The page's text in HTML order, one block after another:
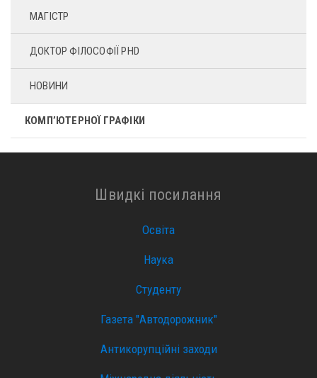
МАГІСТР
ДОКТОР ФІЛОСОФІЇ PHD
НОВИНИ
КОМП’ЮТЕРНОЇ ГРАФІКИ
Швидкі посилання
Освіта
Наука
Студенту
Газета "Автодорожник"
Антикорупційні заходи